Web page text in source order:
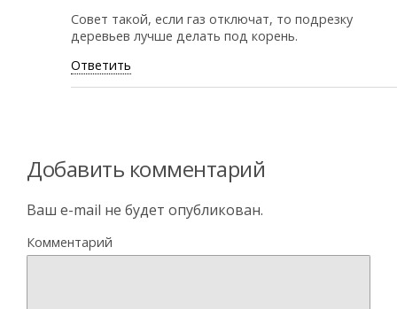
Совет такой, если газ отключат, то подрезку
деревьев лучше делать под корень.
Ответить
Добавить комментарий
Ваш e-mail не будет опубликован.
Комментарий